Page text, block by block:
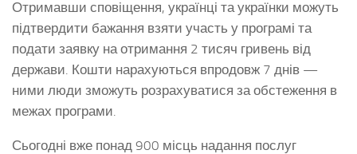
Отримавши сповіщення, українці та українки можуть
підтвердити бажання взяти участь у програмі та
подати заявку на отримання 2 тисяч гривень від
держави. Кошти нарахуються впродовж 7 днів —
ними люди зможуть розрахуватися за обстеження в
межах програми.
Сьогодні вже понад 900 місць надання послуг